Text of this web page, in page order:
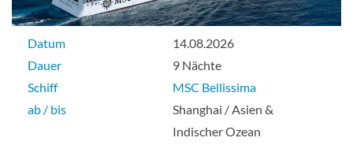
Datum
14.08.2026
Dauer
9 Nächte
Schiff
MSC Bellissima
ab / bis
Shanghai / Asien &
Indischer Ozean